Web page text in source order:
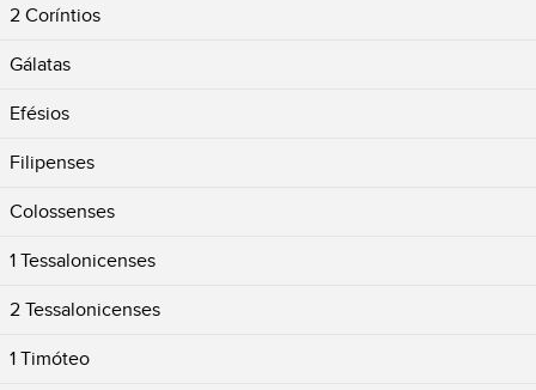
2 Coríntios
Gálatas
Efésios
Filipenses
Colossenses
1 Tessalonicenses
2 Tessalonicenses
1 Timóteo